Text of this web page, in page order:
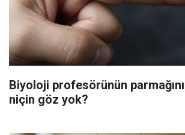
Biyoloji profesörünün
niçin göz yok?